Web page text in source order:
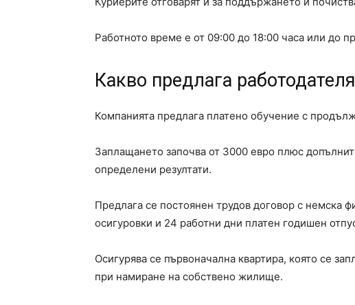
Работното време е от 09:00 до 18:00 часа или до
Какво предлага
Компанията предлага платено обучение с
Заплащането започва от 3000 евро плюс
определени резултати.
Предлага се постоянен трудов договор с немска
осигуровки и 24 работни дни платен годишен
Осигурява се първоначална квартира, която се
при намиране на собствено жилище.